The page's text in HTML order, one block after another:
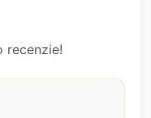
recenzie!